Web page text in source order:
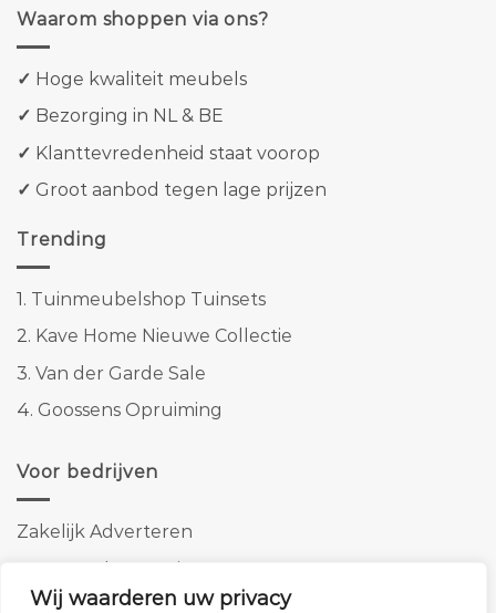
Wij waarderen uw privacy
Waarom shoppen via ons?
✓ Hoge kwaliteit meubels
✓ Bezorging in NL & BE
✓ Klanttevredenheid staat voorop
✓ Groot aanbod tegen lage prijzen
Trending
1. Tuinmeubelshop Tuinsets
2. Kave Home Nieuwe Collectie
3. Van der Garde Sale
4. Goossens Opruiming
Voor bedrijven
Zakelijk Adverteren
Banner advertenties
Linkbuilding